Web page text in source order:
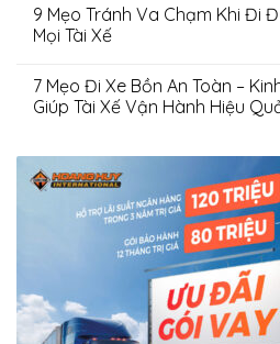
9 Mẹo Tránh Va Chạm Khi Đi
Mọi Tài Xế
7 Mẹo Đi Xe Bồn An Toàn –
Giúp Tài Xế Vận Hành Hiệu